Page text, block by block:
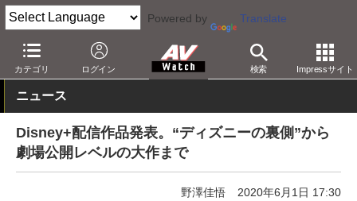
Powered by Translate
カテゴリ ログイン 検索 Impressサイト
AV Watch コンテンツ・サービス 映像配信 その他
ニュース
Disney+配信作品発表。“ディズニーの裏側”から
劇場公開レベルの大作まで
野澤佳悟 2020年6月1日 17:30